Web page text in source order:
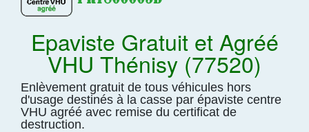
Epaviste Gratuit et Agréé
VHU Thénisy (77520)
Enlèvement gratuit de tous véhicules hors
d'usage destinés à la casse par épaviste centre
VHU agréé avec remise du certificat de
destruction.